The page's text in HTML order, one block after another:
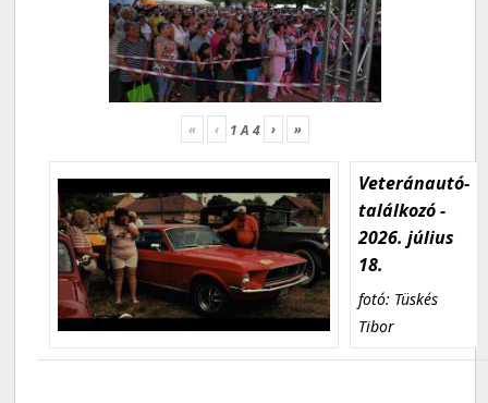
« ‹ 1A 4 › »
Veteránautó-
találkozó -
2026. július
18.
fotó: Tüskés
Tibor